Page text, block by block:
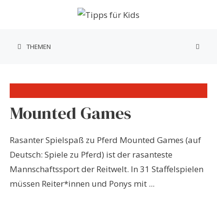
THEMEN
Mounted Games
Rasanter Spielspaß zu Pferd Mounted Games (auf
Deutsch: Spiele zu Pferd) ist der rasanteste
Mannschaftssport der Reitwelt. In 31 Staffelspielen
müssen Reiter*innen und Ponys mit ...